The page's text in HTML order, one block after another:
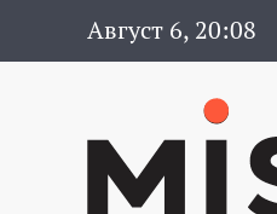
Август 6, 20:08